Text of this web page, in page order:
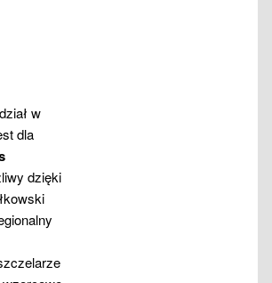
w
dla
dzięki